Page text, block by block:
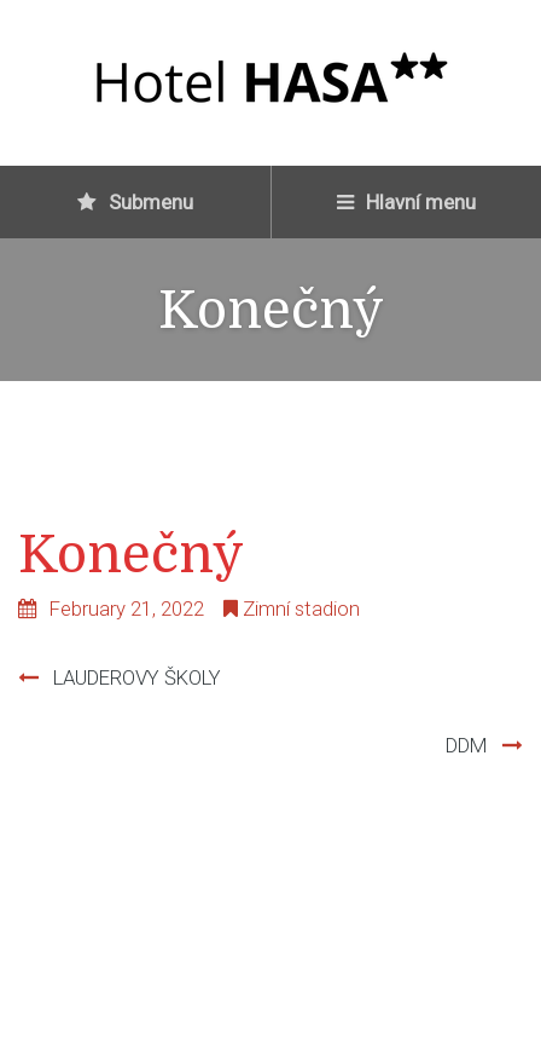
Submenu Hlavní menu
Konečný
Konečný
February 21, 2022 Zimní stadion
LAUDEROVY ŠKOLY
DDM